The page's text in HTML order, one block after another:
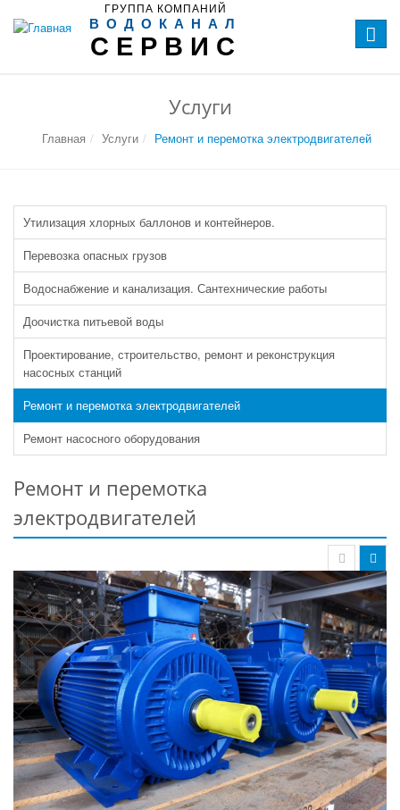
ГРУППА КОМПАНИЙ
ВОДОКАНАЛ
СЕРВИС
Услуги
Главная Услуги Ремонт и перемотка электродвигателей
Утилизация хлорных баллонов и контейнеров.
Перевозка опасных грузов
Водоснабжение и канализация. Сантехнические работы
Доочистка питьевой воды
Проектирование, строительство, ремонт и реконструкция
насосных станций
Ремонт и перемотка электродвигателей
Ремонт насосного оборудования
Ремонт и перемотка
электродвигателей